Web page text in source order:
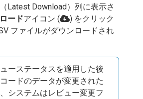
（Latest Download）列に表示さ
ードアイコン (
) をクリック
ファイルがダウンロードされ
ーステータスを適用した後
ードのデータが変更された
システムはレビュー変更フ